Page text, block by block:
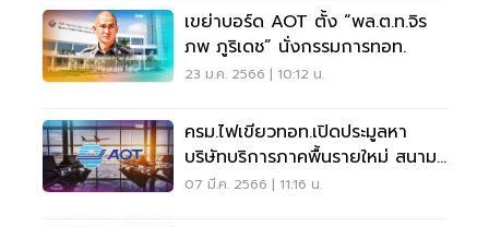
เขย่าบอร์ด AOT ตั้ง “พล.ต.ท.จิร
ภพ ภูริเดช” นั่งกรรมการทอท.
23 ม.ค. 2566 | 10:12 น.
ครม.ไฟเขียวทอท.เปิดประมูลหา
บริษัทบริการภาคพื้นรายใหม่ สนาม
บินสุวรรณภูมิ
07 มี.ค. 2566 | 11:16 น.